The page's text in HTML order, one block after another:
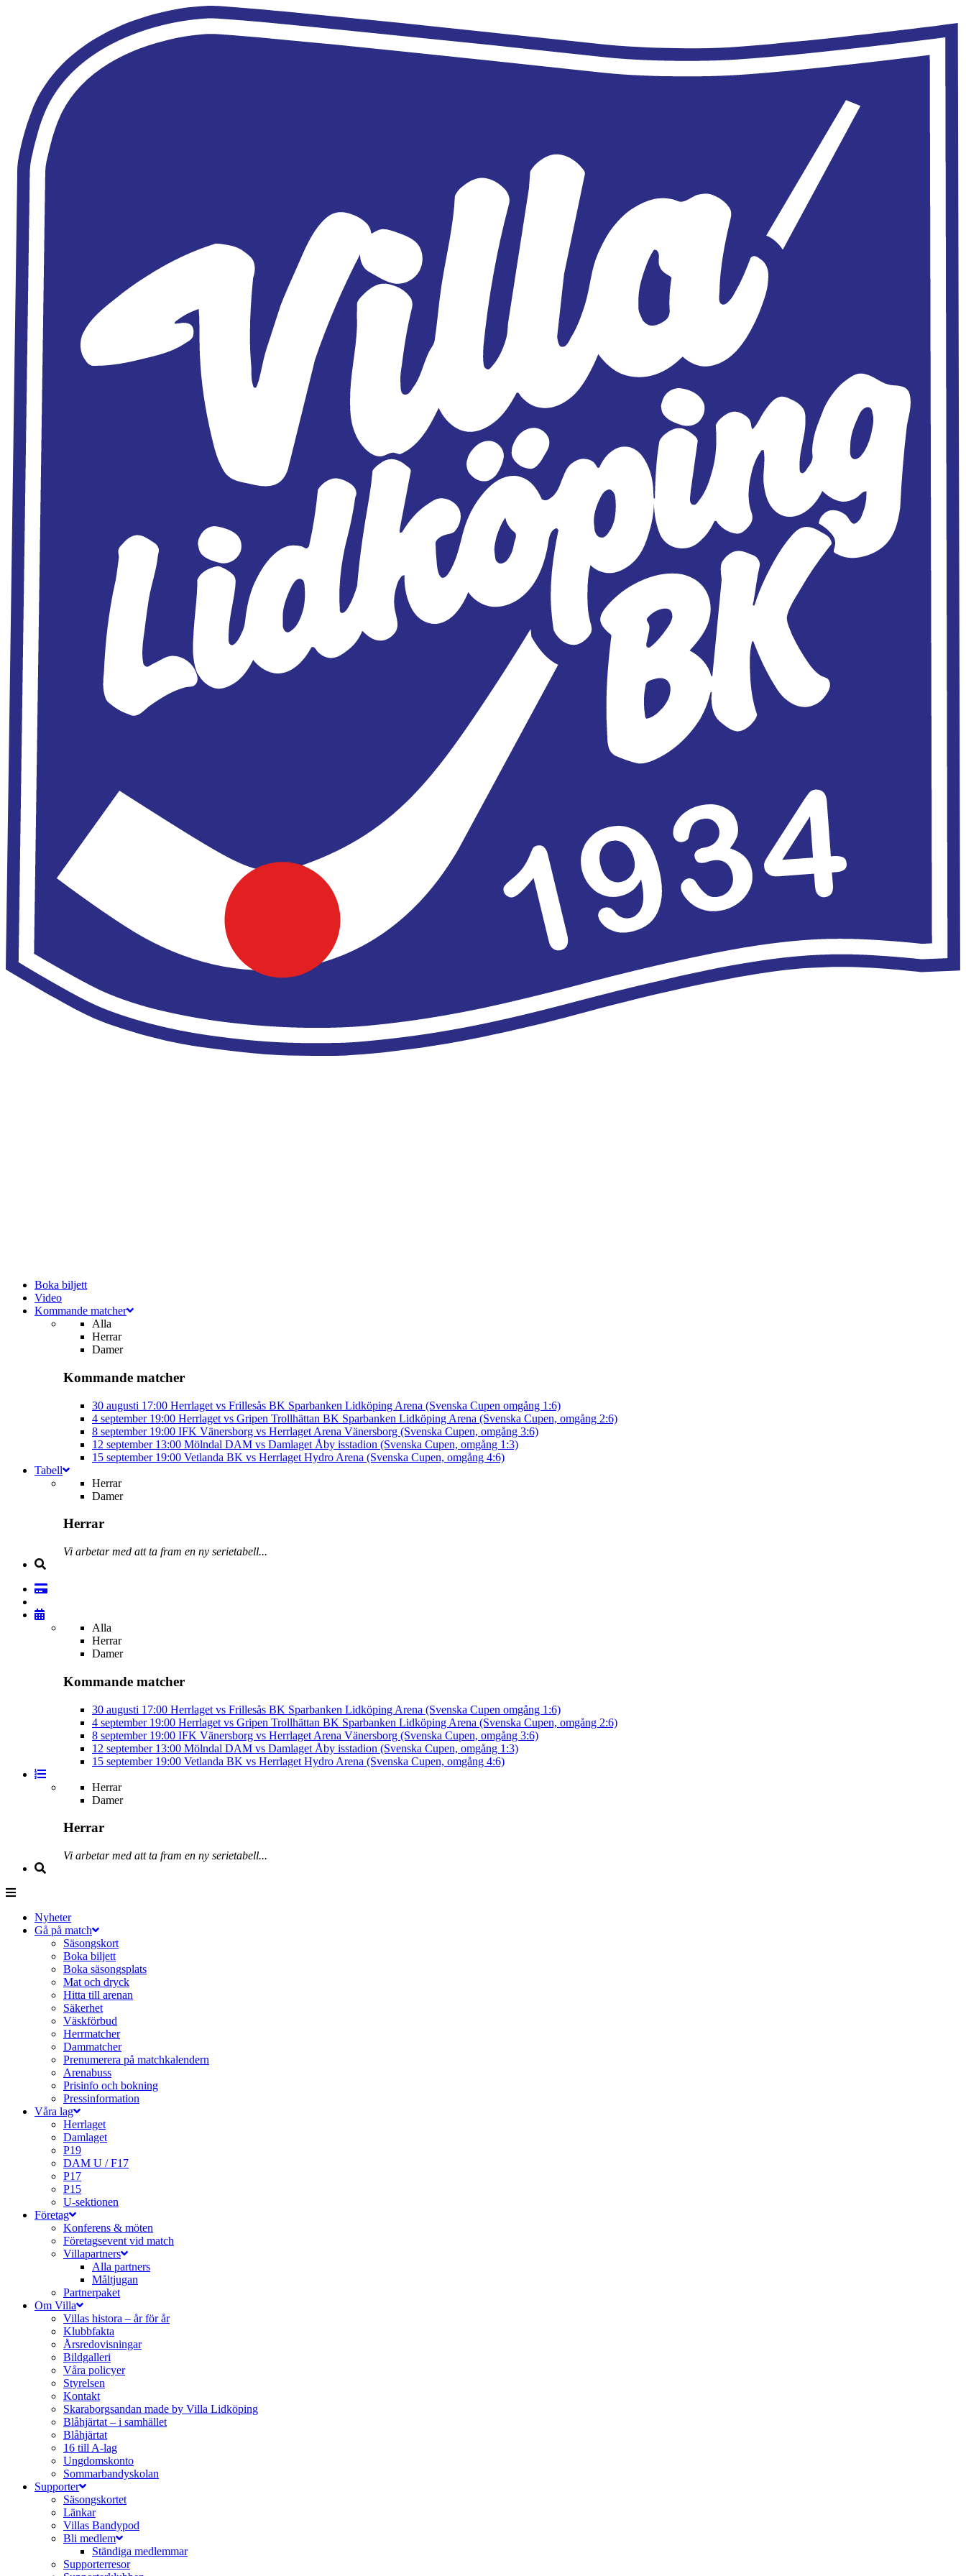
Boka biljett
Video
Kommande matcher
Alla
Herrar
Damer
Kommande matcher
30 augusti 17:00 Herrlaget vs Frillesås BK Sparbanken Lidköping Arena (Svenska Cupen omgång 1:6)
4 september 19:00 Herrlaget vs Gripen Trollhättan BK Sparbanken Lidköping Arena (Svenska Cupen, omgång 2:6)
8 september 19:00 IFK Vänersborg vs Herrlaget Arena Vänersborg (Svenska Cupen, omgång 3:6)
12 september 13:00 Mölndal DAM vs Damlaget Åby isstadion (Svenska Cupen, omgång 1:3)
15 september 19:00 Vetlanda BK vs Herrlaget Hydro Arena (Svenska Cupen, omgång 4:6)
Tabell
Herrar
Damer
Herrar
Vi arbetar med att ta fram en ny serietabell...
Alla
Herrar
Damer
Kommande matcher
30 augusti 17:00 Herrlaget vs Frillesås BK Sparbanken Lidköping Arena (Svenska Cupen omgång 1:6)
4 september 19:00 Herrlaget vs Gripen Trollhättan BK Sparbanken Lidköping Arena (Svenska Cupen, omgång 2:6)
8 september 19:00 IFK Vänersborg vs Herrlaget Arena Vänersborg (Svenska Cupen, omgång 3:6)
12 september 13:00 Mölndal DAM vs Damlaget Åby isstadion (Svenska Cupen, omgång 1:3)
15 september 19:00 Vetlanda BK vs Herrlaget Hydro Arena (Svenska Cupen, omgång 4:6)
Herrar
Damer
Herrar
Vi arbetar med att ta fram en ny serietabell...
Nyheter
Gå på match
Säsongskort
Boka biljett
Boka säsongsplats
Mat och dryck
Hitta till arenan
Säkerhet
Väskförbud
Herrmatcher
Dammatcher
Prenumerera på matchkalendern
Arenabuss
Prisinfo och bokning
Pressinformation
Våra lag
Herrlaget
Damlaget
P19
DAM U / F17
P17
P15
U-sektionen
Företag
Konferens & möten
Företagsevent vid match
Villapartners
Alla partners
Måltjugan
Partnerpaket
Om Villa
Villas histora – år för år
Klubbfakta
Årsredovisningar
Bildgalleri
Våra policyer
Styrelsen
Kontakt
Skaraborgsandan made by Villa Lidköping
Blåhjärtat – i samhället
Blåhjärtat
16 till A-lag
Ungdomskonto
Sommarbandyskolan
Supporter
Säsongskortet
Länkar
Villas Bandypod
Bli medlem
Ständiga medlemmar
Supporterresor